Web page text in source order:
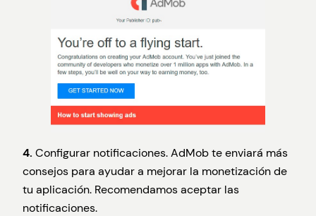
4. Configurar notificaciones. AdMob te enviará más
consejos para ayudar a mejorar la monetización de
tu aplicación. Recomendamos aceptar las
notificaciones.